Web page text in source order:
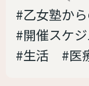
#乙女塾か
#開催スケ
#生活
#医